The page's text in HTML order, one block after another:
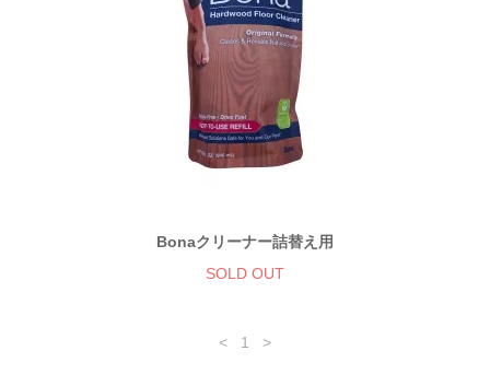
Bonaクリーナー詰替え用
SOLD OUT
< 1 >